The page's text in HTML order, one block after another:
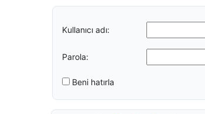
Kullanıcı adı:
Parola:
Beni hatırla